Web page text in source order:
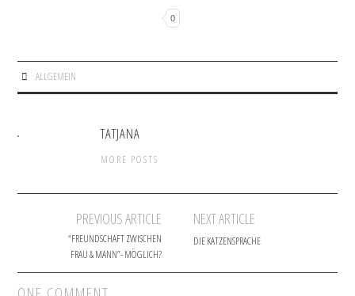
0
ALLGEMEIN
TATJANA
MORE POSTS
Post navigation
PREVIOUS ARTICLE
“FREUNDSCHAFT ZWISCHEN
FRAU & MANN”- MÖGLICH?
NEXT ARTICLE
DIE KATZENSPRACHE